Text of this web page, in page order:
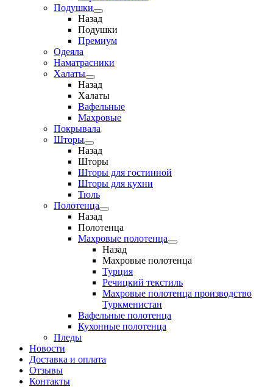
Подушки
Назад
Подушки
Премиум
Одеяла
Наматрасники
Халаты
Назад
Халаты
Вафельные
Махровые
Покрывала
Шторы
Назад
Шторы
Шторы для гостинной
Шторы для кухни
Тюль
Полотенца
Назад
Полотенца
Махровые полотенца
Назад
Махровые полотенца
Турция
Речицкий текстиль
Махровые полотенца производство
Туркменистан
Вафельные полотенца
Кухонные полотенца
Пледы
Новости
Доставка и оплата
Отзывы
Контакты